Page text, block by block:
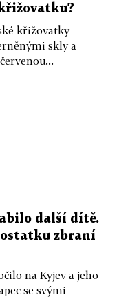
křižovatky
skly a
další dítě.
zbraní
na Kyjev a jeho
se svými